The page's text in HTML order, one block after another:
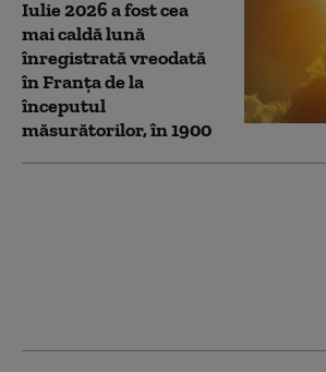
Iulie 2026 a fost cea
mai caldă lună
înregistrată vreodată
în Franța de la
începutul
măsurătorilor, în 1900